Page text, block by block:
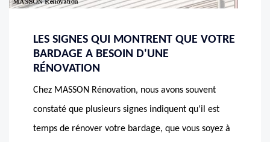
LES SIGNES QUI MONTRENT QUE VOTRE
BARDAGE A BESOIN D'UNE
RÉNOVATION
Chez MASSON Rénovation, nous avons souvent
constaté que plusieurs signes indiquent qu'il est
temps de rénover votre bardage, que vous soyez à